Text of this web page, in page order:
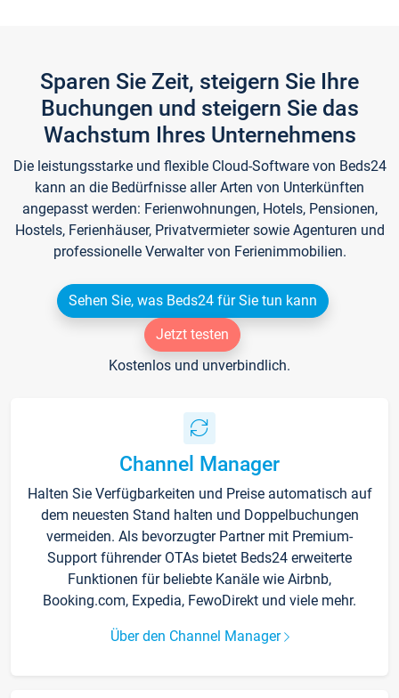
Sparen Sie Zeit, steigern Sie Ihre
Buchungen und steigern Sie das
Wachstum Ihres Unternehmens
Die leistungsstarke und flexible Cloud-Software von Beds24
kann an die Bedürfnisse aller Arten von Unterkünften
angepasst werden: Ferienwohnungen, Hotels, Pensionen,
Hostels, Ferienhäuser, Privatvermieter sowie Agenturen und
professionelle Verwalter von Ferienimmobilien.
Sehen Sie, was Beds24 für Sie tun kann
Jetzt testen
Kostenlos und unverbindlich.
Channel Manager
Halten Sie Verfügbarkeiten und Preise automatisch auf
dem neuesten Stand halten und Doppelbuchungen
vermeiden. Als bevorzugter Partner mit Premium-
Support führender OTAs bietet Beds24 erweiterte
Funktionen für beliebte Kanäle wie Airbnb,
Booking.com, Expedia, FewoDirekt und viele mehr.
Über den Channel Manager